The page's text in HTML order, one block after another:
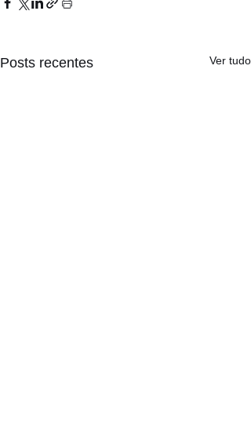
Posts recentes Ver tudo